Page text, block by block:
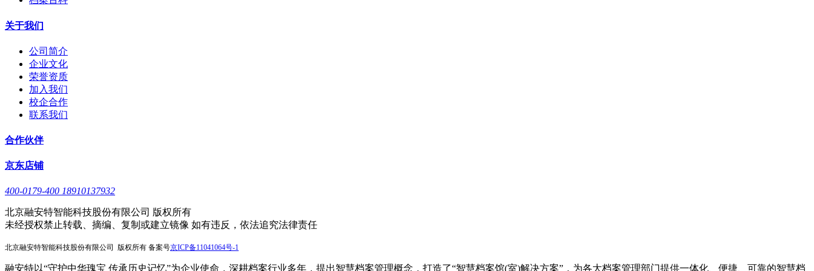
关于我们
公司简介
企业文化
荣誉资质
加入我们
校企合作
联系我们
合作伙伴
京东店铺
400-0179-400 18910137932
北京融安特智能科技股份有限公司 版权所有
未经授权禁止转载、摘编、复制或建立镜像 如有违反，依法追究法律责任
北京融安特智能科技股份有限公司 版权所有 备案号京ICP备11041064号-1
融安特以“守护中华瑰宝 传承历史记忆”为企业使命，深耕档案行业多年，提出智慧档案管理概念，打造了“智慧档案馆(室)解决方案”，为各大档案管理部门提供一体化、便捷、可靠的智慧档